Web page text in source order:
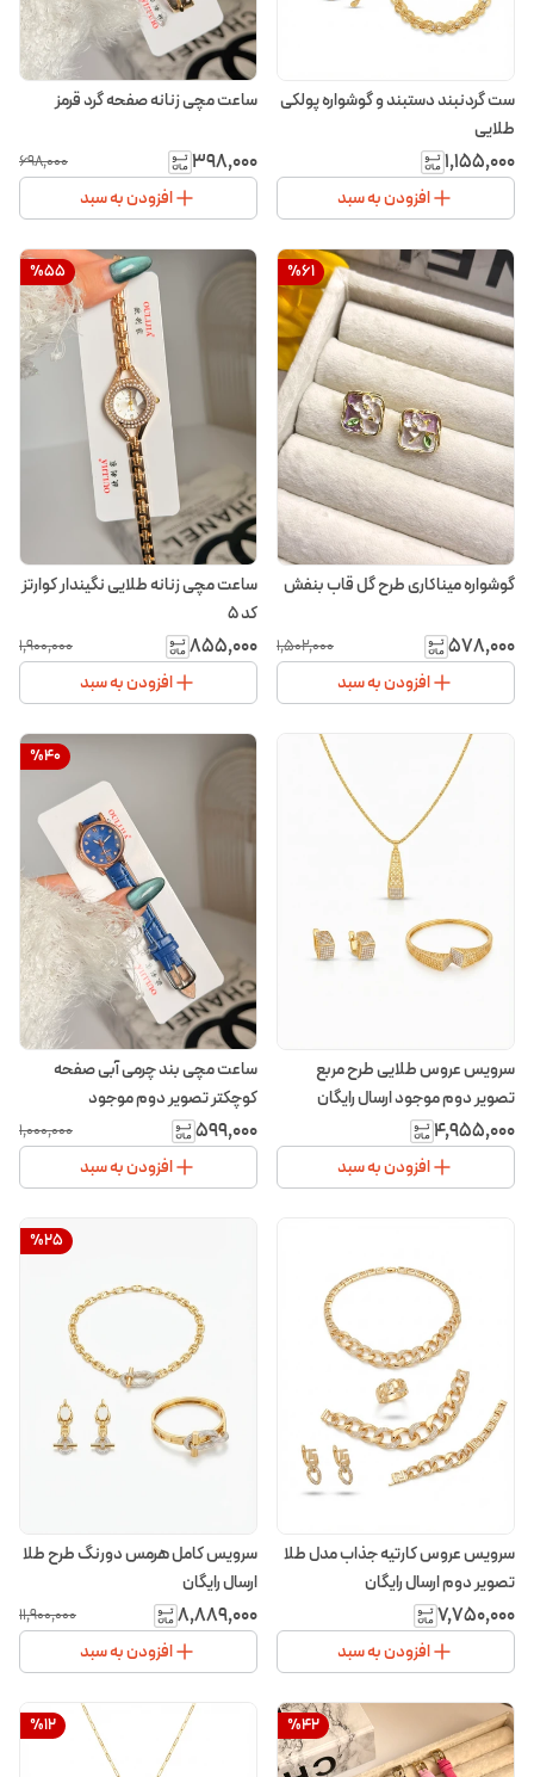
ست گردنبند دستبند و گوشواره پولکی
طلایی
۱٬۱۵۵٬۰۰۰
افزودن به سبد
ساعت مچی زنانه صفحه گرد قرمز
۳۹۸٬۰۰۰ ۶۹۸٬۰۰۰
افزودن به سبد
%61
گوشواره میناکاری طرح گل قاب بنفش
۵۷۸٬۰۰۰ ۱٬۵۰۲٬۰۰۰
افزودن به سبد
%55
ساعت مچی زنانه طلایی نگیندار کوارتز
کد ۵
۸۵۵٬۰۰۰ ۱٬۹۰۰٬۰۰۰
افزودن به سبد
سرویس عروس طلایی طرح مربع
تصویر دوم موجود ارسال رایگان
۴٬۹۵۵٬۰۰۰
افزودن به سبد
%40
ساعت مچی بند چرمی آبی صفحه
کوچکتر تصویر دوم موجود
۵۹۹٬۰۰۰ ۱٬۰۰۰٬۰۰۰
افزودن به سبد
سرویس عروس کارتیه جذاب مدل طلا
تصویر دوم ارسال رایگان
۷٬۷۵۰٬۰۰۰
افزودن به سبد
%25
سرویس کامل هرمس دورنگ طرح طلا
ارسال رایگان
۸٬۸۸۹٬۰۰۰ ۱۱٬۹۰۰٬۰۰۰
افزودن به سبد
%42
%12